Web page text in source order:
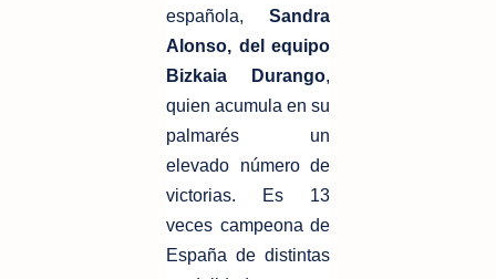
española, Sandra
Alonso, del equipo
Bizkaia Durango,
quien acumula en su
palmarés un
elevado número de
victorias. Es 13
veces campeona de
España de distintas